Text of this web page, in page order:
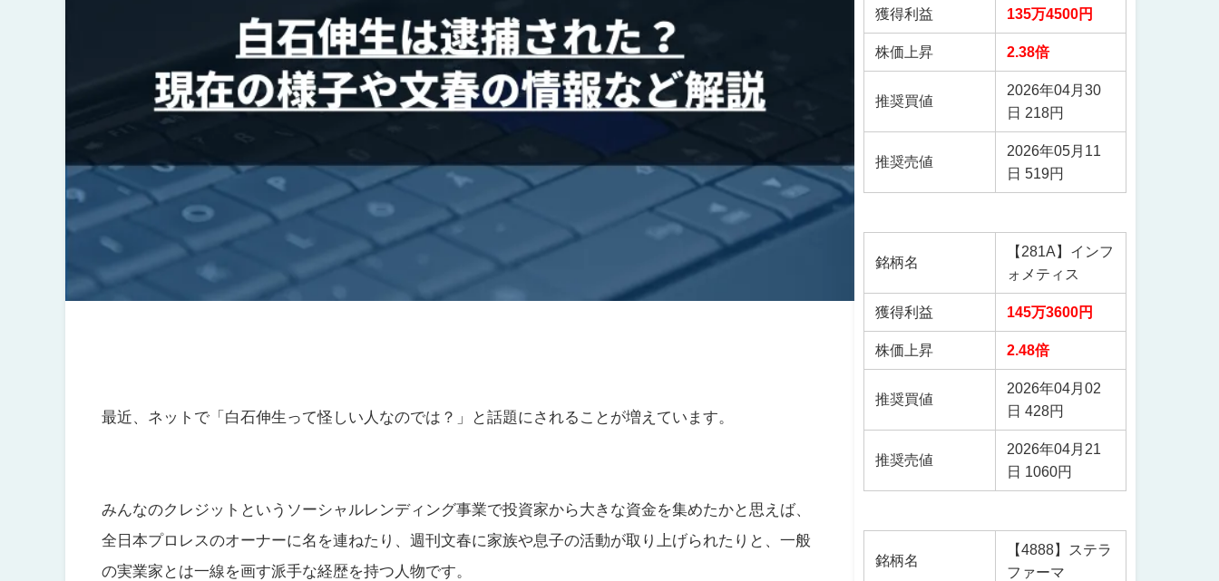
最近、ネットで「白石伸生って怪しい人なのでは？」と話題にされることが増えています。
みんなのクレジットというソーシャルレンディング事業で投資家から大きな資金を集めたかと思えば、
全日本プロレスのオーナーに名を連ねたり、週刊文春に家族や息子の活動が取り上げられたりと、一般
の実業家とは一線を画す派手な経歴を持つ人物です。
獲得利益 135万4500円
株価上昇 2.38倍
推奨買値
2026年04月30
日 218円
推奨売値
2026年05月11
日 519円
銘柄名
【281A】インフ
ォメティス
獲得利益 145万3600円
株価上昇 2.48倍
推奨買値
2026年04月02
日 428円
推奨売値
2026年04月21
日 1060円
銘柄名
【4888】ステラ
ファーマ